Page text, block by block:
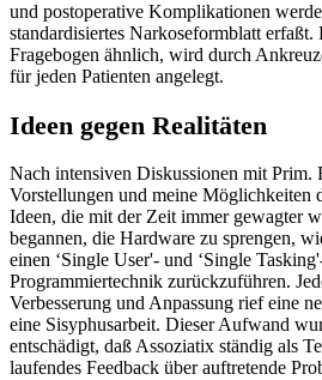
und postoperative Komplikationen
standardisiertes Narkoseformblatt erfaßt.
Fragebogen ähnlich, wird durch
für jeden Patienten angelegt.
Ideen gegen Realitäten
Nach intensiven Diskussionen mit Prim.
Vorstellungen und meine Möglichkeiten
Ideen, die mit der Zeit immer gewagter
begannen, die Hardware zu sprengen,
einen ‘Single User'- und ‘Single
Programmiertechnik zurückzuführen.
Verbesserung und Anpassung rief eine
eine Sisyphusarbeit. Dieser Aufwand
entschädigt, daß Assoziatix ständig als
laufendes Feedback über auftretende